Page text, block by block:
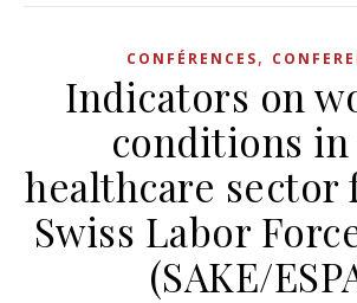
CONFÉRENCES,
Indicators on
conditions
healthcare sector
Swiss Labor
(SAKE/